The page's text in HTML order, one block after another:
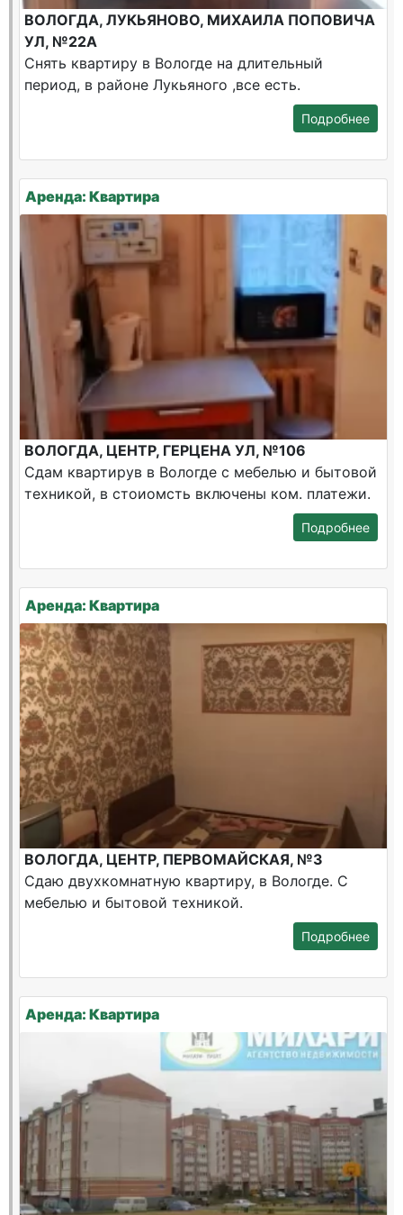
ВОЛОГДА, ЛУКЬЯНОВО, МИХАИЛА ПОПОВИЧА
УЛ, №22А
Снять квартиру в Вологде на длительный
период, в районе Лукьяного ,все есть.
Подробнее
Аренда: Квартира
ВОЛОГДА, ЦЕНТР, ГЕРЦЕНА УЛ, №106
Сдам квартирув в Вологде с мебелью и бытовой
техникой, в стоиомсть включены ком. платежи.
Подробнее
Аренда: Квартира
ВОЛОГДА, ЦЕНТР, ПЕРВОМАЙСКАЯ, №3
Сдаю двухкомнатную квартиру, в Вологде. С
мебелью и бытовой техникой.
Подробнее
Аренда: Квартира